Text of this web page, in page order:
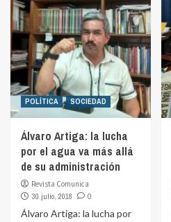
POLÍTICA SOCIEDAD
Álvaro Artiga: la lucha
por el agua va más allá
de su administración
Revista Comunica
30 julio, 2018
0
Álvaro Artiga: la lucha por